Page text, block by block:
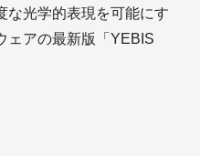
な光学的表現を可能にす
ェアの最新版「YEBIS